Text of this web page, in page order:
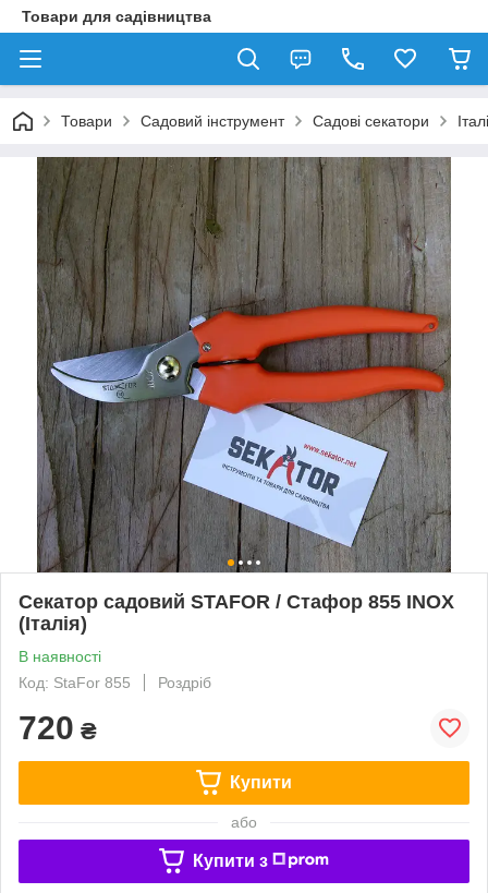
Товари для садівництва
Товари Садовий інструмент Садові секатори
Секатор садовий STAFOR / Стафор 855 INOX
(Італія)
В наявності
Код: StaFor 855
Роздріб
720 ₴
Купити
або
Купити з